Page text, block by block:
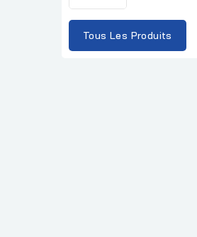
Tous Les Produits